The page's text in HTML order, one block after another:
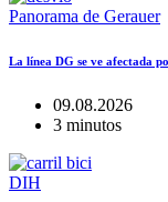
Panorama de Gerauer
La línea DG se ve afectada
09.08.2026
3 minutos
DIH